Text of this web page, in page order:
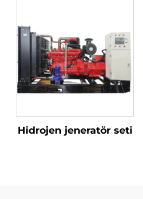
Hidrojen jeneratör seti